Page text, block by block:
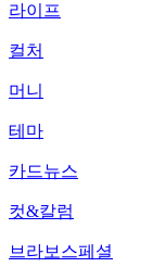
라이프
컬처
머니
테마
카드뉴스
컷&칼럼
브라보스페셜